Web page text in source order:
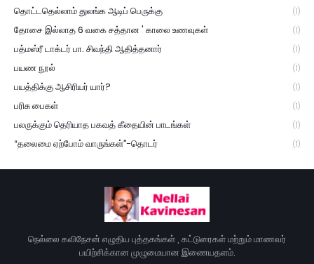
தொட்டதெல்லாம் துலங்க ஆடிப் பெருக்கு (1)
தோசை இல்லாத 6 வகை சத்தான ' காலை உணவுகள் (1)
பத்மஸ்ரீ டாக்டர் பா. சிவந்தி ஆதித்தனார் (1)
பயண நூல் (1)
பயத்திக்கு ஆசிரியர் யார்? (1)
பரிசு பைகள் (1)
பலருக்கும் தெரியாத பகவத் கீதையின் பாடங்கள் (1)
“தலைமை ஏற்போம் வாருங்கள்”-தொடர் (1)
நெல்லை கவிநேசன் எழுதிய புத்தகங்கள் , கட்டுரைகள் மற்றும் மாணவர்
பயிற்சிக்கான முழுமையான இணையதளம்.